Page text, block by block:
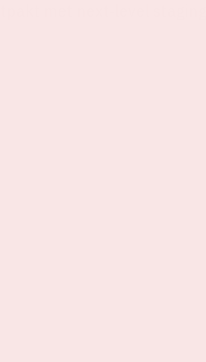
met next‑level staging